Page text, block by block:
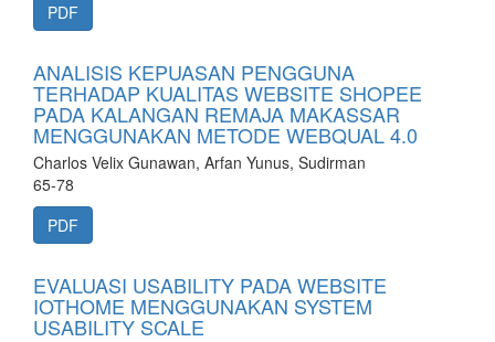
PDF
ANALISIS KEPUASAN PENGGUNA
TERHADAP KUALITAS WEBSITE SHOPEE
PADA KALANGAN REMAJA MAKASSAR
MENGGUNAKAN METODE WEBQUAL 4.0
Charlos Velix Gunawan, Arfan Yunus, Sudirman
65-78
PDF
EVALUASI USABILITY PADA WEBSITE
IOTHOME MENGGUNAKAN SYSTEM
USABILITY SCALE